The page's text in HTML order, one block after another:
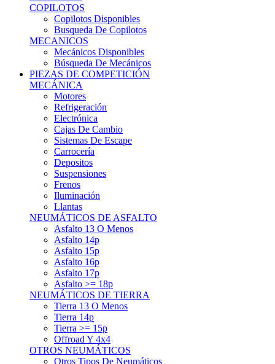
COPILOTOS
Copilotos Disponibles
Busqueda De Copilotos
MECANICOS
Mecánicos Disponibles
Búsqueda De Mecánicos
PIEZAS DE COMPETICIÓN
MECÁNICA
Motores
Refrigeración
Electrónica
Cajas De Cambio
Sistemas De Escape
Carrocería
Depositos
Suspensiones
Frenos
Iluminación
Llantas
NEUMÁTICOS DE ASFALTO
Asfalto 13 O Menos
Asfalto 14p
Asfalto 15p
Asfalto 16p
Asfalto 17p
Asfalto >= 18p
NEUMÁTICOS DE TIERRA
Tierra 13 O Menos
Tierra 14p
Tierra >= 15p
Offroad Y 4x4
OTROS NEUMÁTICOS
Otros Tipos De Neumáticos